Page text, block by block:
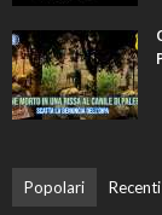
Popolari Recenti